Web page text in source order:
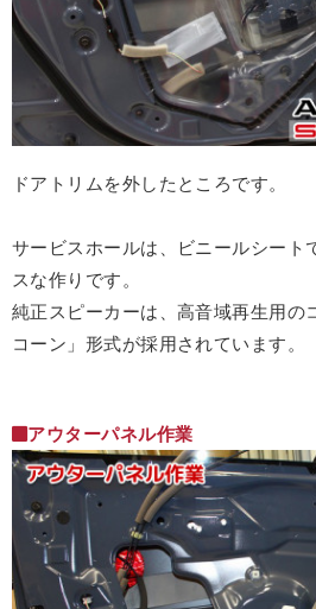
ドアトリムを外したところです。
サービスホールは、ビニールシート
スな作りです。
純正スピーカーは、高音域再生用の
コーン」形式が採用されています。
アウターパネル作業